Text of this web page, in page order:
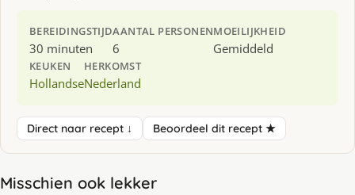
BEREIDINGSTIJD
30 minuten
AANTAL PERSONEN
6
MOEILIJKHEID
Gemiddeld
KEUKEN
Hollandse
HERKOMST
Nederland
Direct naar recept ↓ Beoordeel dit recept ★
Misschien ook lekker